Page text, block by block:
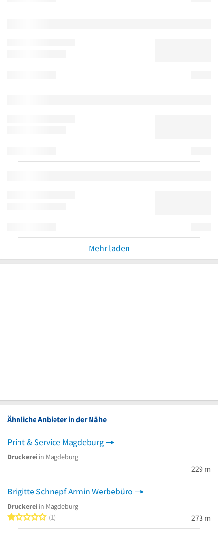
Mehr laden
Ähnliche Anbieter in der Nähe
Print & Service Magdeburg
Druckerei in Magdeburg
229 m
Brigitte Schnepf Armin Werbebüro
Druckerei in Magdeburg
1 von 5 Sternen
1 273 m